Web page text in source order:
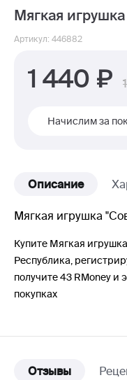
Мягкая
Артикул: 446882
1 440
Начислим за
Описание
Мягкая игрушка
Купите Мягкая
Республика,
получите 43 RMoney и
покупках
Отзывы